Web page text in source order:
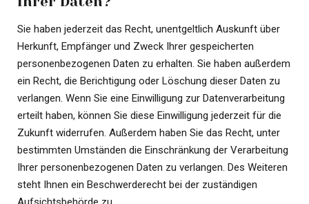
Sie haben jederzeit das Recht, unentgeltlich Auskunft über
Herkunft, Empfänger und Zweck Ihrer gespeicherten
personenbezogenen Daten zu erhalten. Sie haben außerdem
ein Recht, die Berichtigung oder Löschung dieser Daten zu
verlangen. Wenn Sie eine Einwilligung zur Datenverarbeitung
erteilt haben, können Sie diese Einwilligung jederzeit für die
Zukunft widerrufen. Außerdem haben Sie das Recht, unter
bestimmten Umständen die Einschränkung der Verarbeitung
Ihrer personenbezogenen Daten zu verlangen. Des Weiteren
steht Ihnen ein Beschwerderecht bei der zuständigen